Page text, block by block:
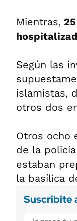
Mientras,
Según las
islamistas,
otros dos
Otros ocho
de la
estaban
la basílica
Suscribite